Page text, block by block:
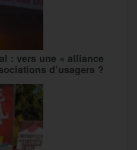
: vers une « alliance
d’usagers ?